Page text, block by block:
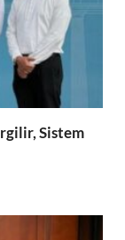
Sistem